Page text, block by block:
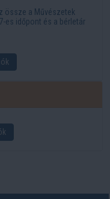
össze a Művészetek
es időpont és a bérletár